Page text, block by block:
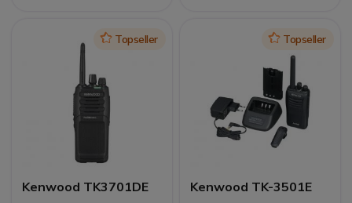
IconTopseller
Kenwood TK3701DE
IconTopseller
Kenwood TK-3501E